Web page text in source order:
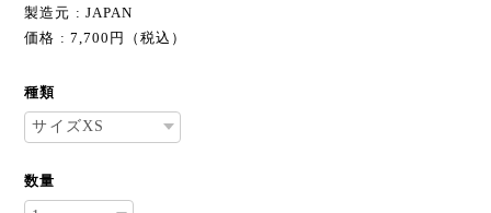
製造元 : JAPAN
価格 : 7,700円（税込）
種類
数量